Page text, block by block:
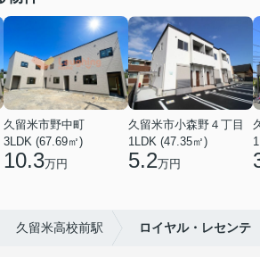
久留米市野中町
3LDK (67.69㎡)
10.3万円
久留米市小森野４丁目
1LDK (47.35㎡)
5.2万円
久留米高校前駅 ロイヤル・レセンテ